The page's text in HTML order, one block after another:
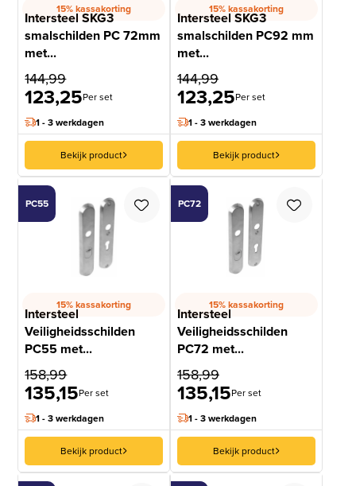
15% kassakorting
Intersteel SKG3
smalschilden PC 72mm
met...
144,99
123,25Per set
1 - 3 werkdagen
Bekijk product
15% kassakorting
Intersteel SKG3
smalschilden PC92 mm
met...
144,99
123,25Per set
1 - 3 werkdagen
Bekijk product
PC55
15% kassakorting
Intersteel
Veiligheidsschilden
PC55 met...
158,99
135,15Per set
1 - 3 werkdagen
Bekijk product
PC72
15% kassakorting
Intersteel
Veiligheidsschilden
PC72 met...
158,99
135,15Per set
1 - 3 werkdagen
Bekijk product